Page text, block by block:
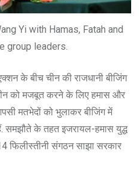
Yi with Hamas, Fatah and
group leaders.
के बीच चीन की राजधानी बीजिंग
को मजबूत करने के लिए हमास और
मतभेदों को भुलाकर बीजिंग में
समझौते के तहत इजरायल-हमास युद्ध
संगठन साझा सरकार